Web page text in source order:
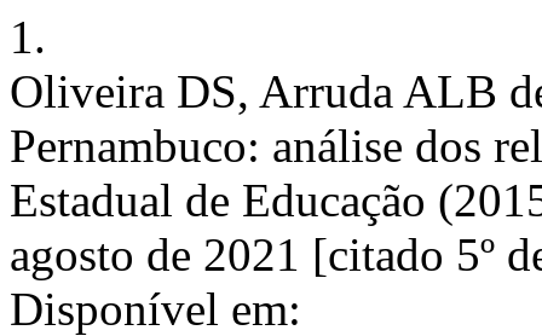
1.
Oliveira DS, Arruda ALB
Pernambuco: análise dos
Estadual de Educação
agosto de 2021 [citado 5º
Disponível em: